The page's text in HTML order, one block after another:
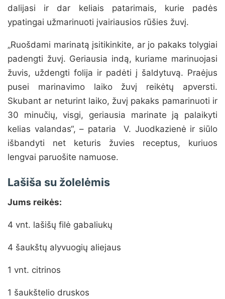
dalijasi ir dar keliais patarimais, kurie padės
ypatingai užmarinuoti įvairiausios rūšies žuvį.
„Ruošdami marinatą įsitikinkite, ar jo pakaks tolygiai
padengti žuvį. Geriausia indą, kuriame marinuojasi
žuvis, uždengti folija ir padėti į šaldytuvą. Praėjus
pusei marinavimo laiko žuvį reikėtų apversti.
Skubant ar neturint laiko, žuvį pakaks pamarinuoti ir
30 minučių, visgi, geriausia marinate ją palaikyti
kelias valandas“, – pataria V. Juodkazienė ir siūlo
išbandyti net keturis žuvies receptus, kuriuos
lengvai paruošite namuose.
Lašiša su žolelėmis
Jums reikės:
4 vnt. lašišų filė gabaliukų
4 šaukštų alyvuogių aliejaus
1 vnt. citrinos
1 šaukštelio druskos